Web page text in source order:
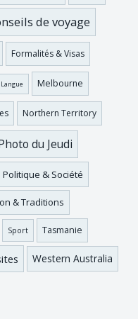
de voyage
Formalités & Visas
Langue Melbourne
Northern Territory
du Jeudi
Politique & Société
& Traditions
Sport Tasmanie
Western Australia